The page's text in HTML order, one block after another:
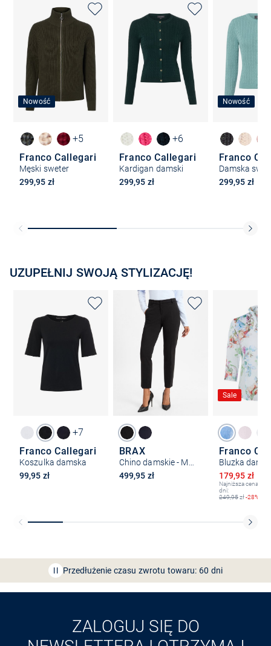
Nowość
+5
Franco Callegari
Męski sweter
299,95 zł
+6
Franco Callegari
Kardigan damski
299,95 zł
Nowość
Franco
Damska
299,95 zł
UZUPEŁNIJ SWOJĄ STYLIZACJĘ!
+7
Franco Callegari
Koszulka damska
99,95 zł
BRAX
499,95 zł
Sale
Franco
Bluzka
Obniżona
179,95 zł
Najniższa cena z
dni:
249,95zł-28%
Przedłużenie czasu zwrotu towaru: 60 dni
Odkryj aplikację VANGRAAF
ZALOGUJ SIĘ DO